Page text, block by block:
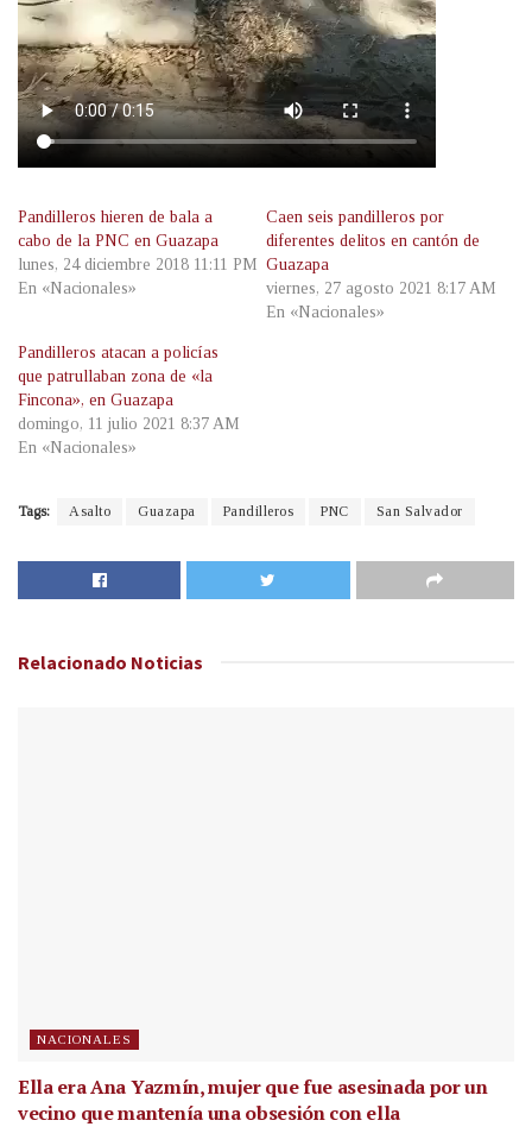
Pandilleros hieren de bala a
cabo de la PNC en Guazapa
lunes, 24 diciembre 2018 11:11 PM
En «Nacionales»
Caen seis pandilleros por
diferentes delitos en cantón de
Guazapa
viernes, 27 agosto 2021 8:17 AM
En «Nacionales»
Pandilleros atacan a policías
que patrullaban zona de «la
Fincona», en Guazapa
domingo, 11 julio 2021 8:37 AM
En «Nacionales»
Tags: Asalto Guazapa Pandilleros PNC San Salvador
Relacionado Noticias
NACIONALES
Ella era Ana Yazmín, mujer que fue asesinada por un
vecino que mantenía una obsesión con ella